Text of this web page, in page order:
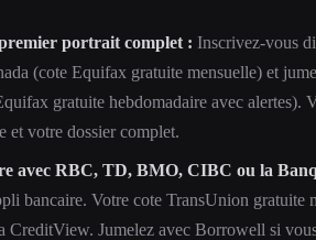
portrait complet : Inscrivez-vous
(cote Equifax gratuite mensuelle) et
gratuite hebdomadaire avec alertes).
et votre dossier complet.
avec RBC, TD, BMO, CIBC ou la
bancaire. Votre cote TransUnion gratuite
CreditView. Jumelez avec Borrowell si